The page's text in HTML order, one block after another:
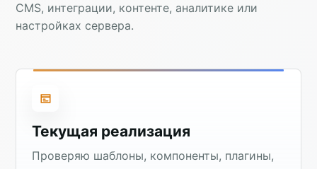
CMS, интеграции, контенте, аналитике или
настройках сервера.
Текущая реализация
Проверяю шаблоны, компоненты, плагины,